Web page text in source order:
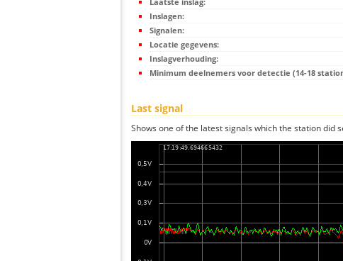
Inslagen:
Signalen:
Locatie gegevens:
Inslagverhouding:
Minimum deelnemers voor detectie (14-18
Last signal
Shows one of the latest signals which the station did